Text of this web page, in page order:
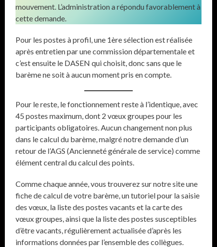
mouvement. L’administration a répondu favorablement à
cette demande.
Pour les postes à profil, une 1ère sélection est réalisée
après entretien par une commission départementale et
c’est ensuite le DASEN qui choisit, donc sans que le
barème ne soit à aucun moment pris en compte.
Pour le reste, le fonctionnement reste à l’identique, avec
45 postes maximum, dont 2 vœux groupes pour les
participants obligatoires. Aucun changement non plus
dans le calcul du barème, malgré notre demande d’un
retour de l’AGS (Ancienneté générale de service) comme
élément central du calcul des points.
Comme chaque année, vous trouverez sur notre site une
fiche de calcul de votre barème, un tutoriel pour la saisie
des vœux, la liste des postes vacants et la carte des
vœux groupes, ainsi que la liste des postes susceptibles
d’être vacants, régulièrement actualisée d’après les
informations données par l’ensemble des collègues.